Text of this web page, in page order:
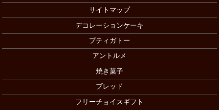
サイトマップ
デコレーションケーキ
プティガトー
アントルメ
焼き菓子
ブレッド
フリーチョイスギフト